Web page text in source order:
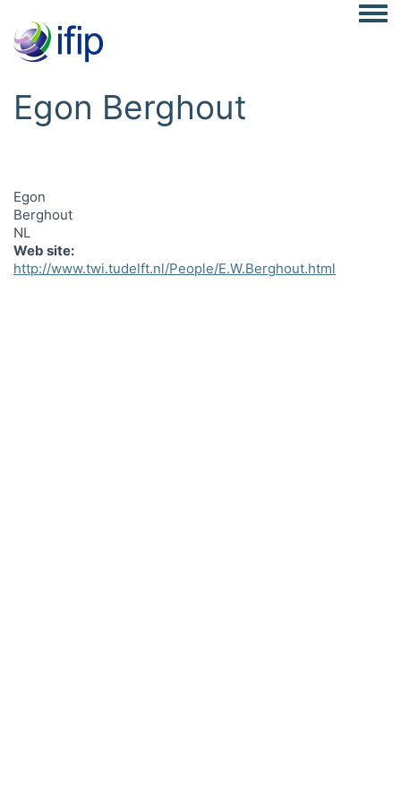
Egon Berghout
Egon
Berghout
NL
Web site
http://www.twi.tudelft.nl/People/E.W.Berghout.html